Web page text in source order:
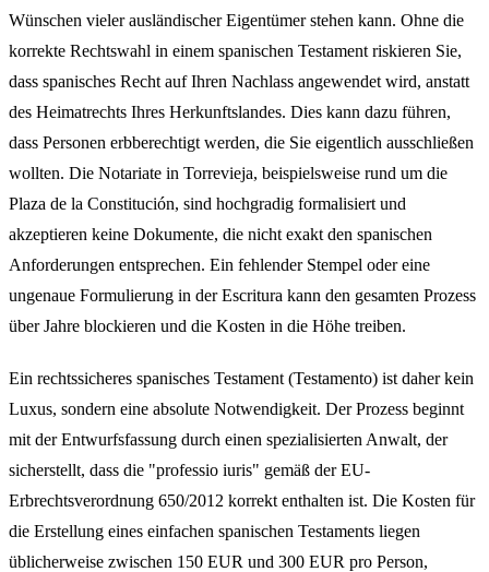
Wünschen vieler ausländischer Eigentümer stehen kann. Ohne die
korrekte Rechtswahl in einem spanischen Testament riskieren Sie,
dass spanisches Recht auf Ihren Nachlass angewendet wird, anstatt
des Heimatrechts Ihres Herkunftslandes. Dies kann dazu führen,
dass Personen erbberechtigt werden, die Sie eigentlich ausschließen
wollten. Die Notariate in Torrevieja, beispielsweise rund um die
Plaza de la Constitución, sind hochgradig formalisiert und
akzeptieren keine Dokumente, die nicht exakt den spanischen
Anforderungen entsprechen. Ein fehlender Stempel oder eine
ungenaue Formulierung in der Escritura kann den gesamten Prozess
über Jahre blockieren und die Kosten in die Höhe treiben.
Ein rechtssicheres spanisches Testament (Testamento) ist daher kein
Luxus, sondern eine absolute Notwendigkeit. Der Prozess beginnt
mit der Entwurfsfassung durch einen spezialisierten Anwalt, der
sicherstellt, dass die "professio iuris" gemäß der EU-
Erbrechtsverordnung 650/2012 korrekt enthalten ist. Die Kosten für
die Erstellung eines einfachen spanischen Testaments liegen
üblicherweise zwischen 150 EUR und 300 EUR pro Person,